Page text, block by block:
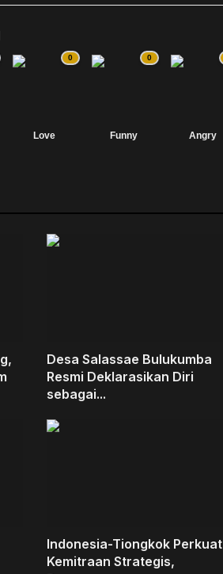
0
Love
0
Funny Angry
Desa Salassae Bulukumba
Resmi Deklarasikan Diri
sebagai...
Indonesia-Tiongkok Perkuat
Kemitraan Strategis,